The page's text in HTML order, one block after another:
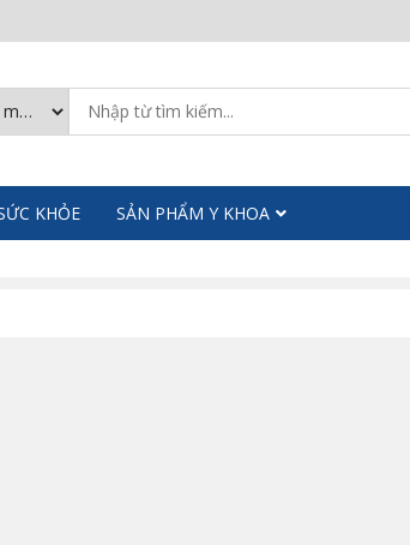
KHỎE
SẢN PHẨM Y KHOA